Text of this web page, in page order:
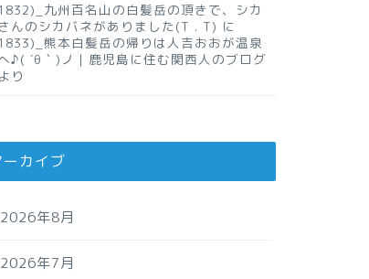
九州百名山の白髪岳の頂きで、シカ
んのシカバネがありました(T . T) に
熊本白髪岳の帰りは人吉おおが温泉
♪( ´θ｀)ノ｜鹿児島に住む関西人のブログ
より
ーカイブ
2026年8月
2026年7月